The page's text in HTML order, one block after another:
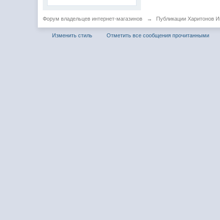
Форум владельцев интернет-магазинов → Публикации Харитонов
Изменить стиль Отметить все сообщения прочитанными